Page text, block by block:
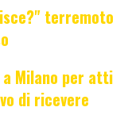
terremoto
a Milano per atti
di ricevere